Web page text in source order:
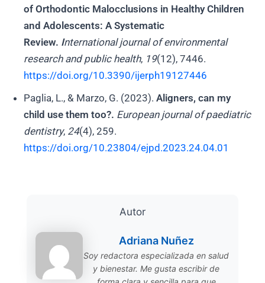
of Orthodontic Malocclusions in Healthy Children
and Adolescents: A Systematic
Review. International journal of environmental
research and public health, 19(12), 7446.
https://doi.org/10.3390/ijerph19127446
Paglia, L., & Marzo, G. (2023). Aligners, can my
child use them too?. European journal of paediatric
dentistry, 24(4), 259.
https://doi.org/10.23804/ejpd.2023.24.04.01
Autor
Adriana Nuñez
Soy redactora especializada en salud
y bienestar. Me gusta escribir de